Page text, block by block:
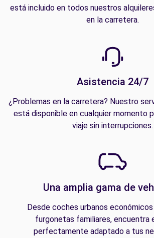
está incluido en todos nuestros
en la carretera.
Asistencia 24/7
¿Problemas en la carretera? Nuestro
está disponible en cualquier momento
viaje sin interrupciones.
Una amplia gama de
Desde coches urbanos
furgonetas familiares, encuentra
perfectamente adaptado a tus